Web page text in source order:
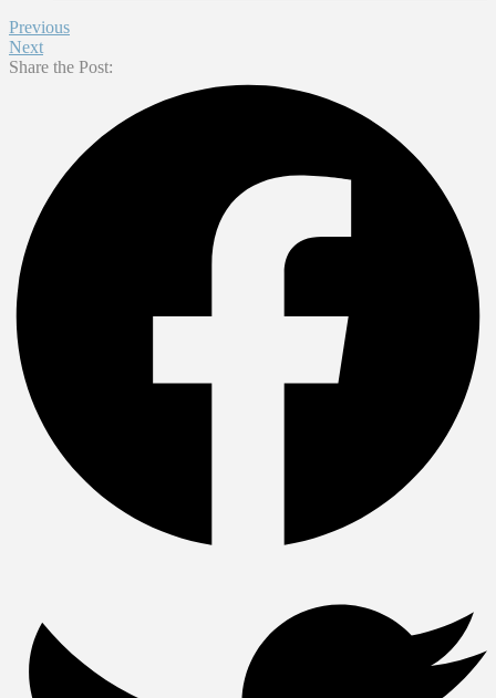
Previous
Next
Share the Post: